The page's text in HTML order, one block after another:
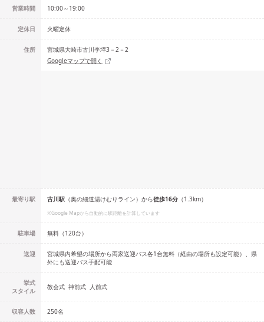
営業時間 10:00～19:00
定休日 火曜定休
住所
宮城県大崎市古川李埣3－2－2
Googleマップで開く
最寄り駅 古川駅 （奥の細道湯けむりライン） から徒歩16分 （1.3km）
※Google Mapから自動的に駅距離を計算しています
駐車場 無料（120台）
送迎
宮城県内希望の場所から両家送迎バス各1台無料（経由の場所も設定可能）、県
外にも送迎バス手配可能
挙式
スタイル
教会式 神前式 人前式
収容人数 250名